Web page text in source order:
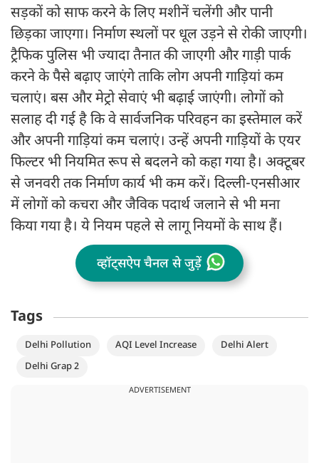
सड़कों को साफ करने के लिए मशीनें चलेंगी और पानी
छिड़का जाएगा। निर्माण स्थलों पर धूल उड़ने से रोकी जाएगी।
ट्रैफिक पुलिस भी ज्यादा तैनात की जाएगी और गाड़ी पार्क
करने के पैसे बढ़ाए जाएंगे ताकि लोग अपनी गाड़ियां कम
चलाएं। बस और मेट्रो सेवाएं भी बढ़ाई जाएंगी। लोगों को
सलाह दी गई है कि वे सार्वजनिक परिवहन का इस्तेमाल करें
और अपनी गाड़ियां कम चलाएं। उन्हें अपनी गाड़ियों के एयर
फिल्टर भी नियमित रूप से बदलने को कहा गया है। अक्टूबर
से जनवरी तक निर्माण कार्य भी कम करें। दिल्ली-एनसीआर
में लोगों को कचरा और जैविक पदार्थ जलाने से भी मना
किया गया है। ये नियम पहले से लागू नियमों के साथ हैं।
व्हॉट्सऐप चैनल से जुड़ें
Tags
Delhi Pollution AQI Level Increase
Delhi Alert
Delhi Grap 2
ADVERTISEMENT